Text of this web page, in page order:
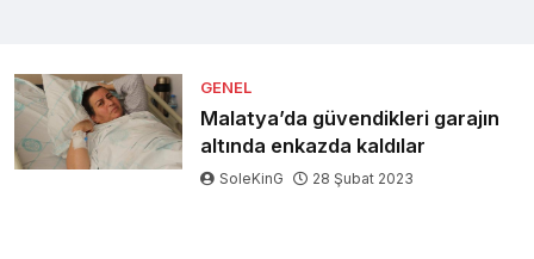
GENEL
Malatya’da güvendikleri garajın
altında enkazda kaldılar
SoleKinG 28 Şubat 2023